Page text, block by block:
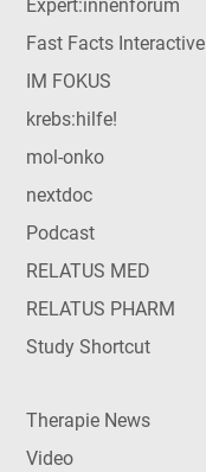
Expert:innenforum
Fast Facts Interactive
IM FOKUS
krebs:hilfe!
mol-onko
nextdoc
Podcast
RELATUS MED
RELATUS PHARM
Study Shortcut
Therapie News
Video